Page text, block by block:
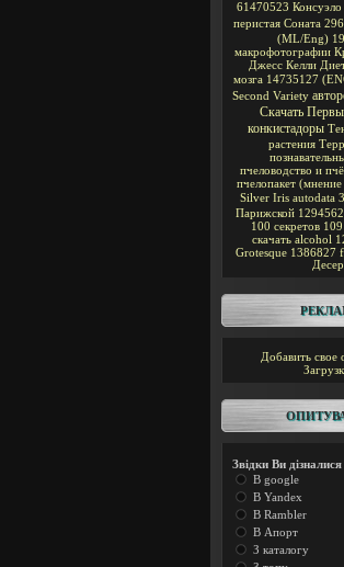
61470523
перистая Соната
(ML/Eng)
макрофотографии
Джесс Келли
мозга 14735127
Second Variety
Скачать
конкистадоры
растения
пчеловодство и
пчелопакет (мнение
Silver Iris autodata 3
Парижской
100 секретов 109
скачать alcohol
Grotesque 1386827
Добавить свое
Звідки Ви
В google
В Yandex
В Rambler
В Апорт
З каталогу